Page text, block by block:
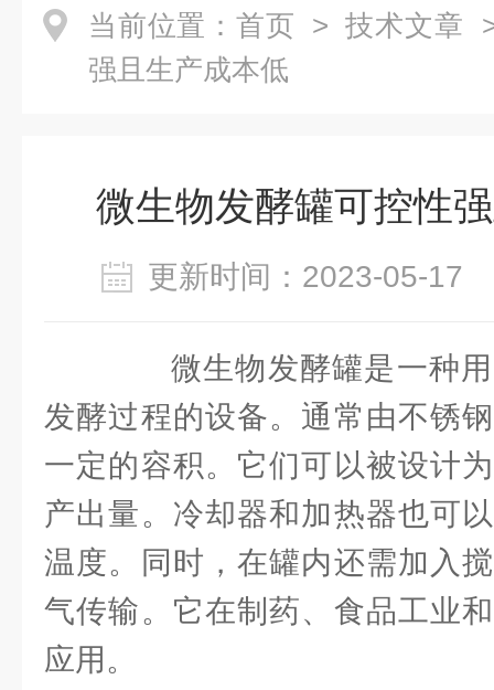
当前位置： 首页 > 技术文章
强且生产成本低
微生物发酵罐可控性
更新时间：2023-05-
微生物发酵罐是一种用
发酵过程的设备。通常由不锈
一定的容积。它们可以被设计
产出量。冷却器和加热器也可
温度。同时，在罐内还需加入
气传输。它在制药、食品工业
应用。